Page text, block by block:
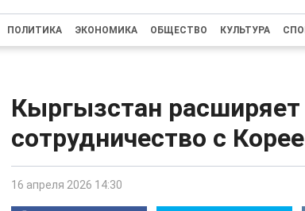
ПОЛИТИКА ЭКОНОМИКА ОБЩЕСТВО КУЛЬТУРА
Кыргызстан
сотрудничество с
16 апреля 2026 14:30